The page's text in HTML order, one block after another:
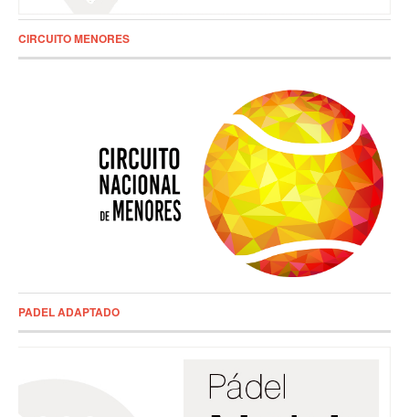
CIRCUITO MENORES
PADEL ADAPTADO